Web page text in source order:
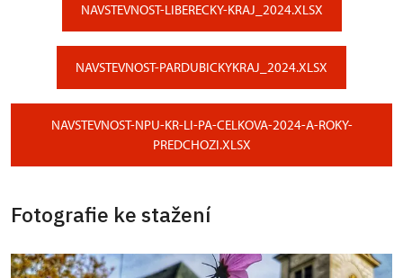
NAVSTEVNOST-LIBERECKY-KRAJ_2024.XLSX
NAVSTEVNOST-PARDUBICKYKRAJ_2024.XLSX
NAVSTEVNOST-NPU-KR-LI-PA-CELKOVA-2024-A-ROKY-
PREDCHOZI.XLSX
Fotografie ke stažení